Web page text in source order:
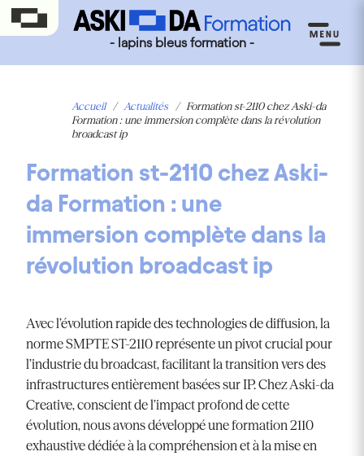
- lapins bleus formation -
Accueil / Actualités / Formation st-2110 chez Aski-da
Formation : une immersion complète dans la révolution
broadcast ip
Formation st-2110 chez Aski-
da Formation : une
immersion complète dans la
révolution broadcast ip
Avec l’évolution rapide des technologies de diffusion, la
norme SMPTE ST-2110 représente un pivot crucial pour
l’industrie du broadcast, facilitant la transition vers des
infrastructures entièrement basées sur IP. Chez Aski-da
Creative, conscient de l’impact profond de cette
évolution, nous avons développé une formation 2110
exhaustive dédiée à la compréhension et à la mise en